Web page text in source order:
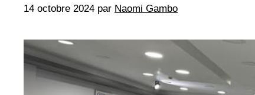
14 octobre 2024 par Naomi Gambo